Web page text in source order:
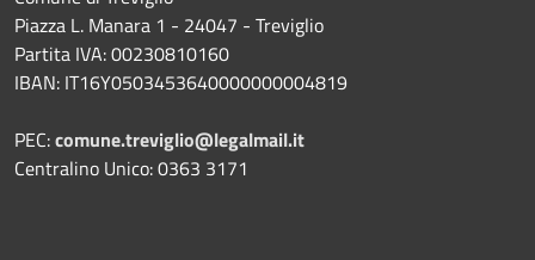
Piazza L. Manara 1 - 24047 - Treviglio
Partita IVA: 00230810160
IBAN: IT16Y0503453640000000004819
PEC:comune.treviglio@legalmail.it
Centralino Unico: 0363 3171